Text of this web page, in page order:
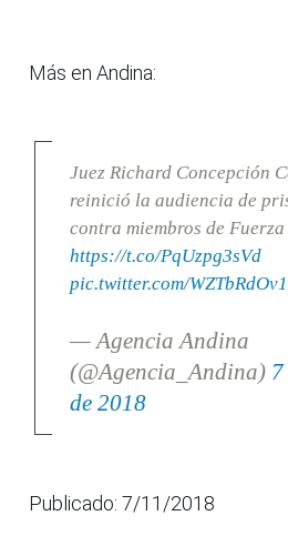
Más en Andina:
Juez Richard Concepción
reinició la audiencia de
contra miembros de
https://t.co/PqUzpg3sVd
pic.twitter.com/
— Agencia Andina
(@Agencia_Andina)
de 2018
Publicado: 7/11/2018